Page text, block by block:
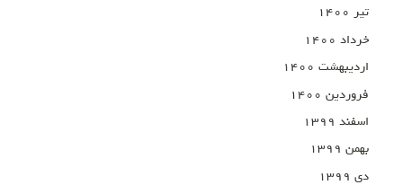
تیر ۱۴۰۰
خرداد ۱۴۰۰
اردیبهشت ۱۴۰۰
فروردین ۱۴۰۰
اسفند ۱۳۹۹
بهمن ۱۳۹۹
دی ۱۳۹۹